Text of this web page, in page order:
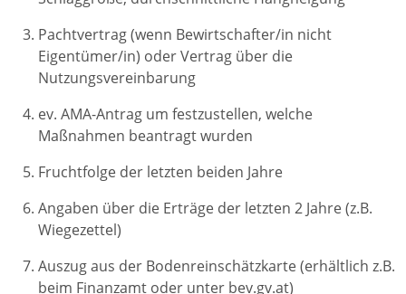
Pachtvertrag (wenn Bewirtschafter/in nicht
Eigentümer/in) oder Vertrag über die
Nutzungsvereinbarung
ev. AMA-Antrag um festzustellen, welche
Maßnahmen beantragt wurden
Fruchtfolge der letzten beiden Jahre
Angaben über die Erträge der letzten 2 Jahre (z.B.
Wiegezettel)
Auszug aus der Bodenreinschätzkarte (erhältlich z.B.
beim Finanzamt oder unter bev.gv.at)